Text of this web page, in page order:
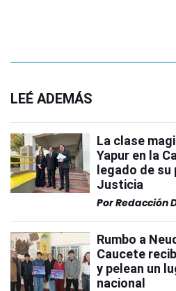
LEÉ ADEMÁS
La clase
Yapur en la
legado de
Justicia
PorRedacción
Rumbo a
Caucete
y pelean un
nacional